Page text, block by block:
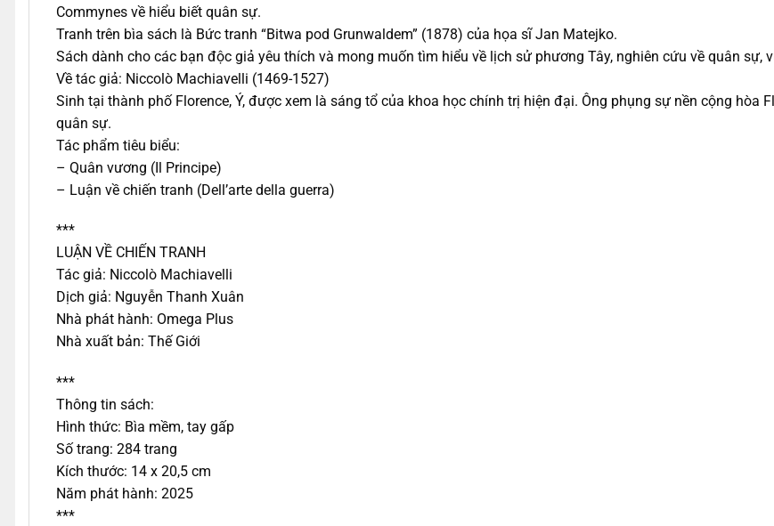
Commynes về hiểu biết quân sự.
Tranh trên bìa sách là Bức tranh “Bitwa pod Grunwaldem” (1878) của họa sĩ Jan Matejko.
Sách dành cho các bạn độc giả yêu thích và mong muốn tìm hiểu về lịch sử phương Tây, nghiên cứu về quân sự,
Về tác giả: Niccolò Machiavelli (1469-1527)
Sinh tại thành phố Florence, Ý, được xem là sáng tổ của khoa học chính trị hiện đại. Ông phụng sự nền cộng hòa
quân sự.
Tác phẩm tiêu biểu:
– Quân vương (Il Principe)
– Luận về chiến tranh (Dell’arte della guerra)
***
LUẬN VỀ CHIẾN TRANH
Tác giả: Niccolò Machiavelli
Dịch giả: Nguyễn Thanh Xuân
Nhà phát hành: Omega Plus
Nhà xuất bản: Thế Giới
***
Thông tin sách:
Hình thức: Bìa mềm, tay gấp
Số trang: 284 trang
Kích thước: 14 x 20,5 cm
Năm phát hành: 2025
***